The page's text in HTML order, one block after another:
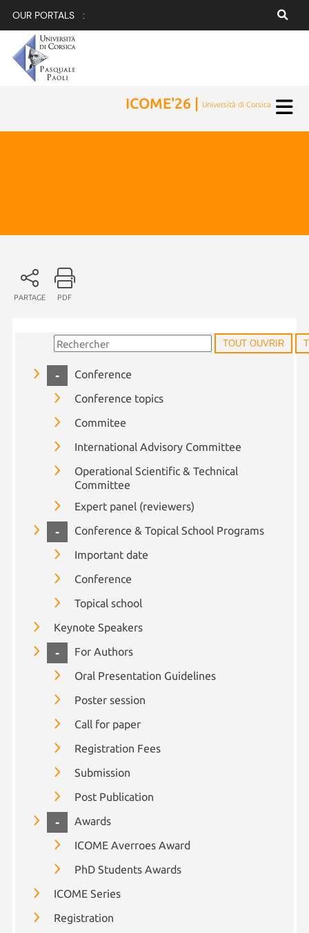
OUR PORTALS :
ICOME'26 | Università di Corsica
PARTAGE PDF
TOUT OUVRIR
COLLAPSE
Conference
Conference topics
Commitee
International Advisory Committee
Operational Scientific & Technical
Committee
Expert panel (reviewers)
COLLAPSE
Conference & Topical School Programs
Important date
Conference
Topical school
Keynote Speakers
COLLAPSE
For Authors
Oral Presentation Guidelines
Poster session
Call for paper
Registration Fees
Submission
Post Publication
COLLAPSE
Awards
ICOME Averroes Award
PhD Students Awards
ICOME Series
Registration